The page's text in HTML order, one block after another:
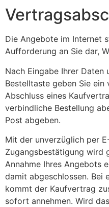
Die Angebote im Internet
Aufforderung an Sie dar,
Nach Eingabe Ihrer
Bestelltaste geben Sie
Abschluss eines
verbindliche Bestellung
Post abgeben.
Mit der unverzüglich per
Zugangsbestätigung wird
Annahme Ihres Angebots
damit abgeschlossen. Bei
kommt der Kaufvertrag
sofort annehmen. Wird